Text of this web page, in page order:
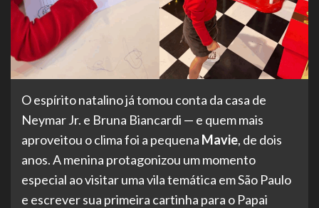
O espírito natalino já tomou conta da casa de
Neymar Jr. e Bruna Biancardi — e quem mais
aproveitou o clima foi a pequena Mavie, de dois
anos. A menina protagonizou um momento
especial ao visitar uma vila temática em São Paulo
e escrever sua primeira cartinha para o Papai